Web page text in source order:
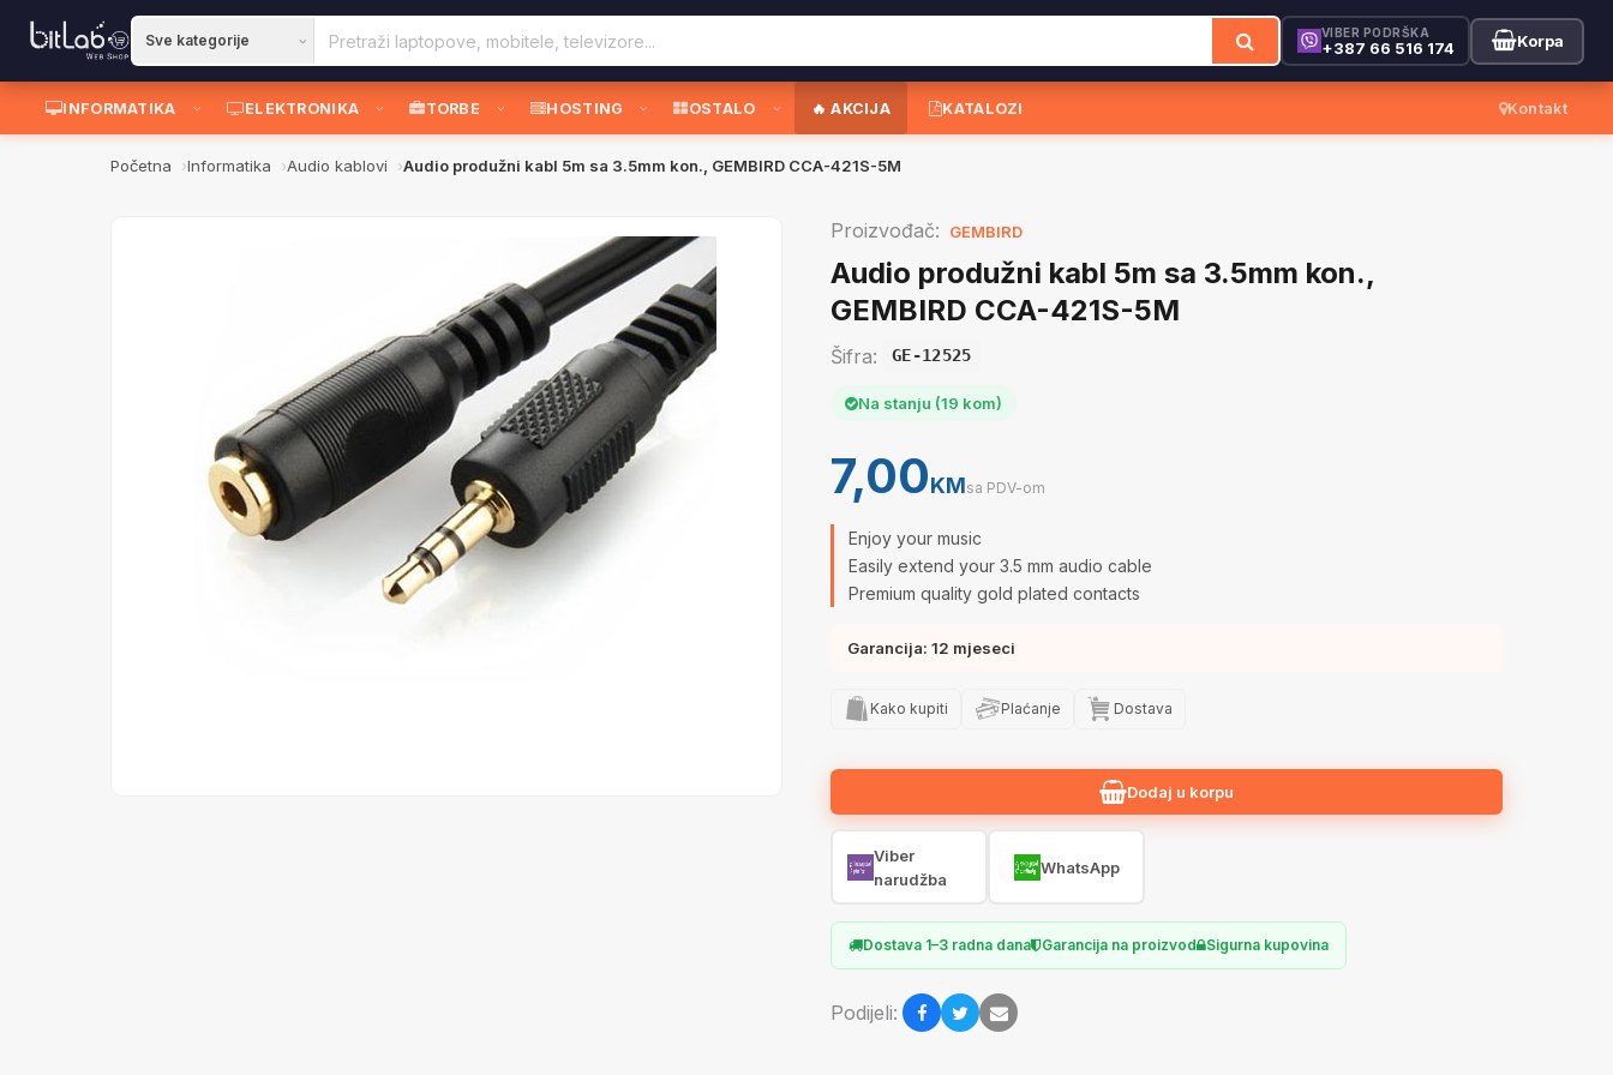
VIBER PODRŠKA
+387 66 516 174 Korpa
INFORMATIKA ELEKTRONIKA TORBE HOSTING OSTALO 🔥 AKCIJA KATALOZI Kontakt
Početna Informatika Audio kablovi Audio produžni kabl 5m sa 3.5mm kon., GEMBIRD CCA-421S-5M
Proizvođač: GEMBIRD
Audio produžni kabl 5m sa 3.5mm kon.,
GEMBIRD CCA-421S-5M
Šifra: GE-12525
Na stanju (19 kom)
7,00KMsa PDV-om
Enjoy your music
Easily extend your 3.5 mm audio cable
Premium quality gold plated contacts
Garancija: 12 mjeseci
Kako kupiti Plaćanje Dostava
Dodaj u korpu
Viber
narudžba
WhatsApp
Dostava 1–3 radna dana Garancija na proizvod Sigurna kupovina
Podijeli: